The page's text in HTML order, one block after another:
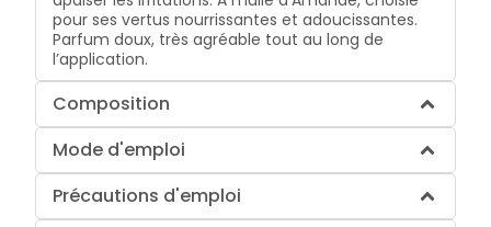
pour ses vertus nourrissantes et adoucissantes.
Parfum doux, très agréable tout au long de
l’application.
Composition
Mode d'emploi
Précautions d'emploi